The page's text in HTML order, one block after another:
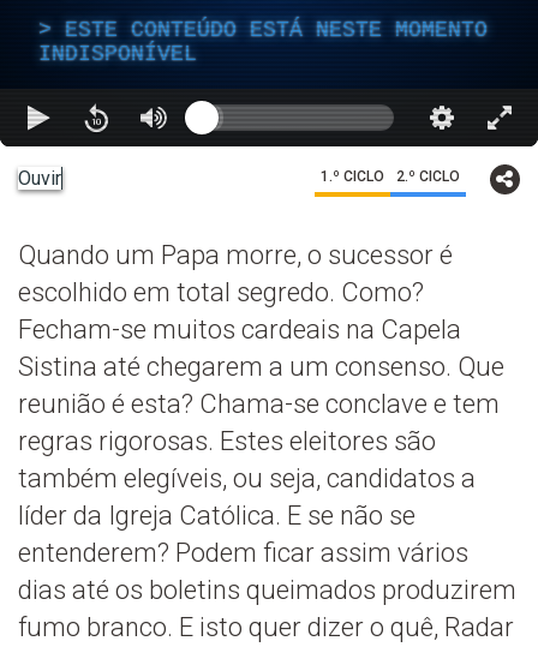
ESTE CONTEÚDO ESTÁ NESTE MOMENTO
INDISPONÍVEL
Ouvir 1.º CICLO 2.º CICLO
Quando um Papa morre, o sucessor é
escolhido em total segredo. Como?
Fecham-se muitos cardeais na Capela
Sistina até chegarem a um consenso. Que
reunião é esta? Chama-se conclave e tem
regras rigorosas. Estes eleitores são
também elegíveis, ou seja, candidatos a
líder da Igreja Católica. E se não se
entenderem? Podem ficar assim vários
dias até os boletins queimados produzirem
fumo branco. E isto quer dizer o quê, Radar